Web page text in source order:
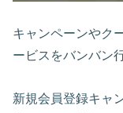
キャンペーンやク
ービスをバンバン
新規会員登録キャ